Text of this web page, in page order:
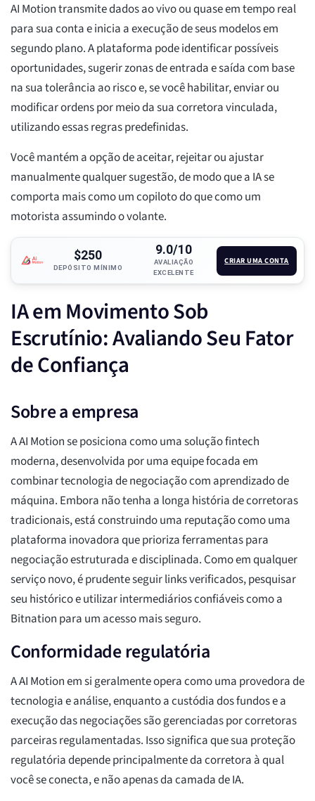
AI Motion transmite dados ao vivo ou quase em tempo real
para sua conta e inicia a execução de seus modelos em
segundo plano. A plataforma pode identificar possíveis
oportunidades, sugerir zonas de entrada e saída com base
na sua tolerância ao risco e, se você habilitar, enviar ou
modificar ordens por meio da sua corretora vinculada,
utilizando essas regras predefinidas.
Você mantém a opção de aceitar, rejeitar ou ajustar
manualmente qualquer sugestão, de modo que a IA se
comporta mais como um copiloto do que como um
motorista assumindo o volante.
$250
DEPÓSITO MÍNIMO
9.0/10
AVALIAÇÃO
EXCELENTE
CRIAR UMA CONTA
IA em Movimento Sob
Escrutínio: Avaliando Seu Fator
de Confiança
Sobre a empresa
A AI Motion se posiciona como uma solução fintech
moderna, desenvolvida por uma equipe focada em
combinar tecnologia de negociação com aprendizado de
máquina. Embora não tenha a longa história de corretoras
tradicionais, está construindo uma reputação como uma
plataforma inovadora que prioriza ferramentas para
negociação estruturada e disciplinada. Como em qualquer
serviço novo, é prudente seguir links verificados, pesquisar
seu histórico e utilizar intermediários confiáveis como a
Bitnation para um acesso mais seguro.
Conformidade regulatória
A AI Motion em si geralmente opera como uma provedora de
tecnologia e análise, enquanto a custódia dos fundos e a
execução das negociações são gerenciadas por corretoras
parceiras regulamentadas. Isso significa que sua proteção
regulatória depende principalmente da corretora à qual
você se conecta, e não apenas da camada de IA.